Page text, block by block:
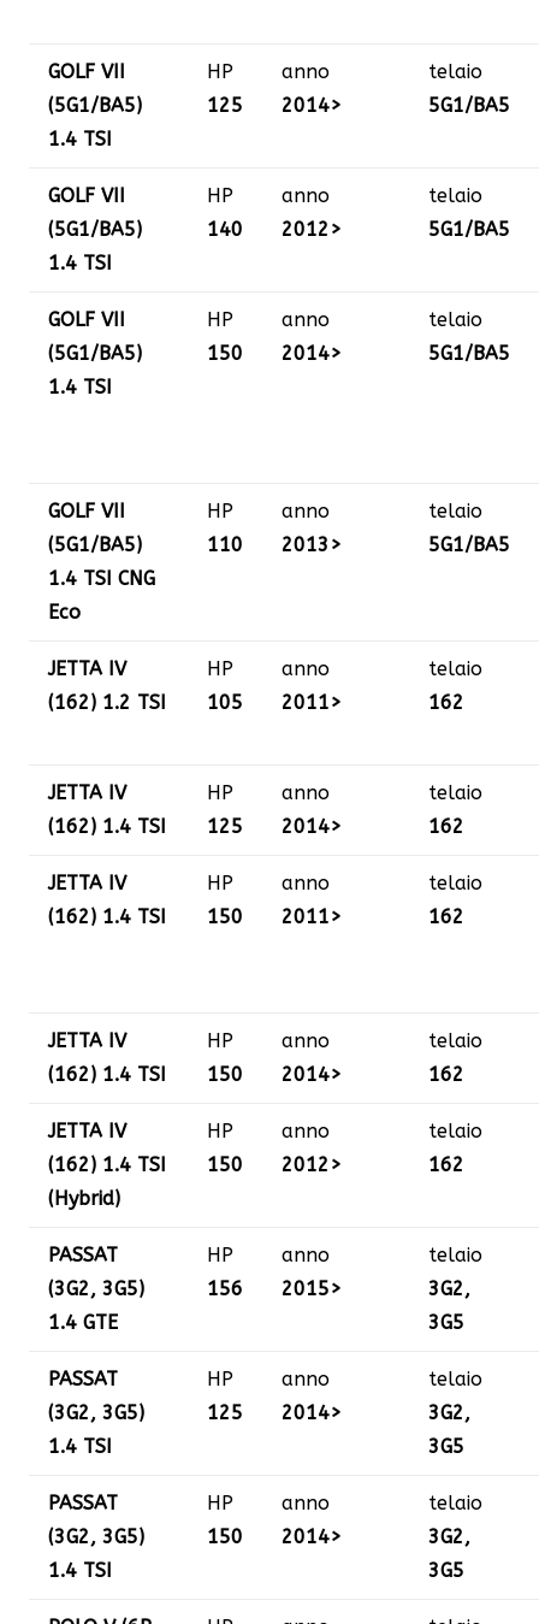
GOLF VII
(5G1/BA5)
1.4 TSI
HP
125
anno
2014>
telaio
5G1/BA5
GOLF VII
(5G1/BA5)
1.4 TSI
HP
140
anno
2012>
telaio
5G1/BA5
GOLF VII
(5G1/BA5)
1.4 TSI
HP
150
anno
2014>
telaio
5G1/BA5
GOLF VII
(5G1/BA5)
1.4 TSI CNG
Eco
HP
110
anno
2013>
telaio
5G1/BA5
JETTA IV
(162) 1.2 TSI
HP
105
anno
2011>
telaio
162
JETTA IV
(162) 1.4 TSI
HP
125
anno
2014>
telaio
162
JETTA IV
(162) 1.4 TSI
HP
150
anno
2011>
telaio
162
JETTA IV
(162) 1.4 TSI
HP
150
anno
2014>
telaio
162
JETTA IV
(162) 1.4 TSI
(Hybrid)
HP
150
anno
2012>
telaio
162
PASSAT
(3G2, 3G5)
1.4 GTE
HP
156
anno
2015>
telaio
3G2,
3G5
PASSAT
(3G2, 3G5)
1.4 TSI
HP
125
anno
2014>
telaio
3G2,
3G5
PASSAT
(3G2, 3G5)
1.4 TSI
HP
150
anno
2014>
telaio
3G2,
3G5